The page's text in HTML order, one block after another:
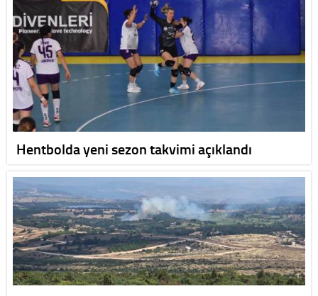
Hentbolda yeni sezon takvimi açıklandı